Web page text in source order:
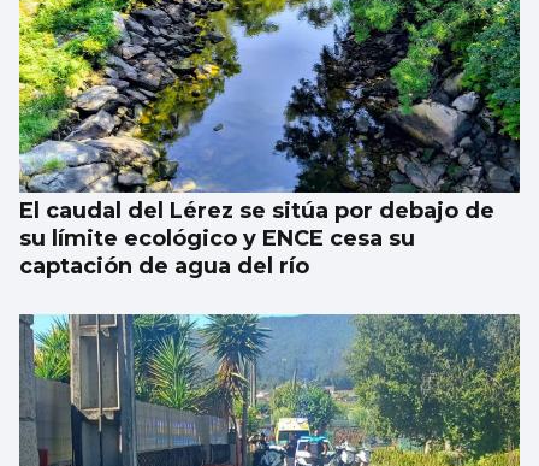
El caudal del Lérez se sitúa por debajo de
su límite ecológico y ENCE cesa su
captación de agua del río